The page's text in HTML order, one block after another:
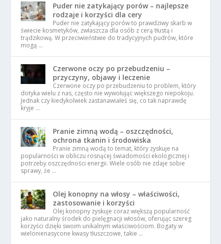
Puder nie zatykający porów – najlepsze
rodzaje i korzyści dla cery
Puder nie zatykający porów to prawdziwy skarb w
świecie kosmetyków, zwłaszcza dla osób z cerą tłustą i
trądzikową. W przeciwieństwie do tradycyjnych pudrów, które
mogą …
Czerwone oczy po przebudzeniu –
przyczyny, objawy i leczenie
Czerwone oczy po przebudzeniu to problem, który
dotyka wielu z nas, często nie wywołując większego niepokoju.
Jednak czy kiedykolwiek zastanawiałeś się, co tak naprawdę
kryje …
Pranie zimną wodą – oszczędności,
ochrona tkanin i środowiska
Pranie zimną wodą to temat, który zyskuje na
popularności w obliczu rosnącej świadomości ekologicznej i
potrzeby oszczędności energii. Wiele osób nie zdaje sobie
sprawy, że …
Olej konopny na włosy – właściwości,
zastosowanie i korzyści
Olej konopny zyskuje coraz większą popularność
jako naturalny środek do pielęgnacji włosów, oferując szereg
korzyści dzięki swoim unikalnym właściwościom. Bogaty w
wielonienasycone kwasy tłuszczowe, takie …